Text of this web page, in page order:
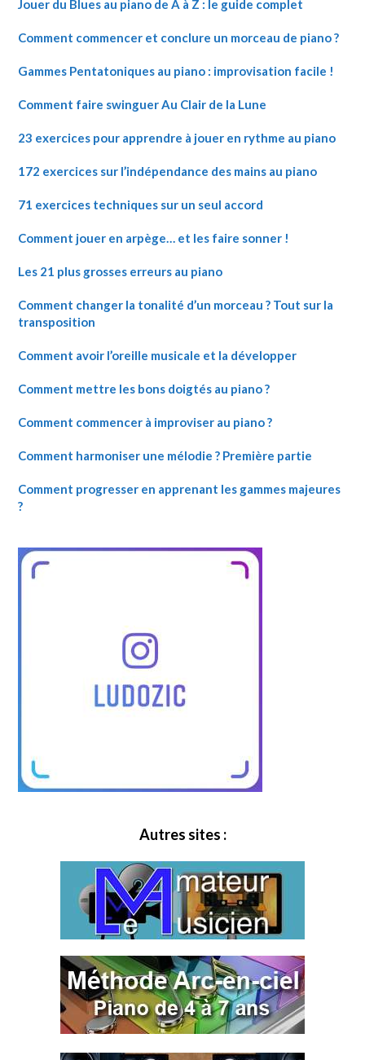
Jouer du Blues au piano de A à Z : le guide complet
Comment commencer et conclure un morceau de piano ?
Gammes Pentatoniques au piano : improvisation facile !
Comment faire swinguer Au Clair de la Lune
23 exercices pour apprendre à jouer en rythme au piano
172 exercices sur l’indépendance des mains au piano
71 exercices techniques sur un seul accord
Comment jouer en arpège… et les faire sonner !
Les 21 plus grosses erreurs au piano
Comment changer la tonalité d’un morceau ? Tout sur la
transposition
Comment avoir l’oreille musicale et la développer
Comment mettre les bons doigtés au piano ?
Comment commencer à improviser au piano ?
Comment harmoniser une mélodie ? Première partie
Comment progresser en apprenant les gammes majeures
?
Autres sites :